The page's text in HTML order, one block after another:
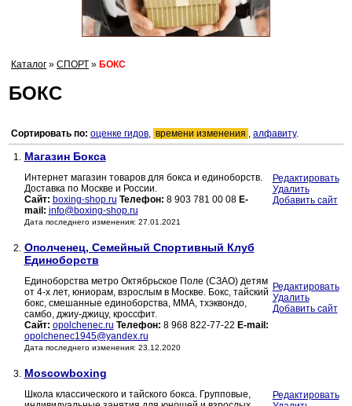
Каталог » СПОРТ » БОКС
БОКС
Сортировать по: оценке гидов, времени изменения , алфавиту.
1. Магазин Бокса
Интернет магазин товаров для бокса и единоборств.
Доставка по Москве и России.
Сайт: boxing-shop.ru Телефон: 8 903 781 00 08 E-
mail: info@boxing-shop.ru
Дата последнего изменения: 27.01.2021
Редактировать
Удалить
Добавить сайт
2. Ополченец, Семейный Спортивный Клуб
Единоборств
Единоборства метро Октябрьское Поле (СЗАО) детям
от 4-х лет, юниорам, взрослым в Москве. Бокс, тайский
бокс, смешанные единоборства, ММА, тхэквондо,
самбо, джиу-джицу, кроссфит.
Сайт: opolchenec.ru Телефон: 8 968 822-77-22 E-mail:
opolchenec1945@yandex.ru
Дата последнего изменения: 23.12.2020
Редактировать
Удалить
Добавить сайт
3. Moscowboxing
Школа классического и тайского бокса. Групповые,
Редактировать